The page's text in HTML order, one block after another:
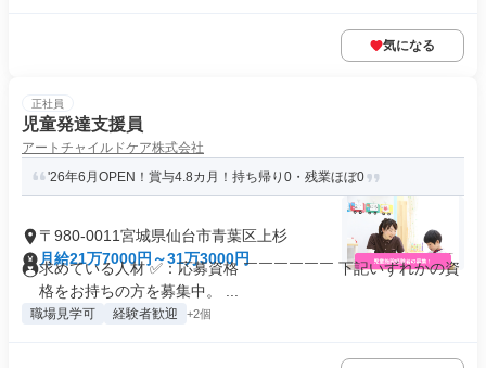
気になる
正社員
児童発達支援員
アートチャイルドケア株式会社
'26年6月OPEN！賞与4.8カ月！持ち帰り0・残業ほぼ0
〒980-0011宮城県仙台市青葉区上杉
月給21万7000円～31万3000円
求めている人材 ✅：応募資格 ￣￣￣￣￣￣ 下記いずれかの資
格をお持ちの方を募集中。 ...
職場見学可 経験者歓迎 +2個